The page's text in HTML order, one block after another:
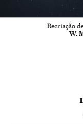
Recriação
W.